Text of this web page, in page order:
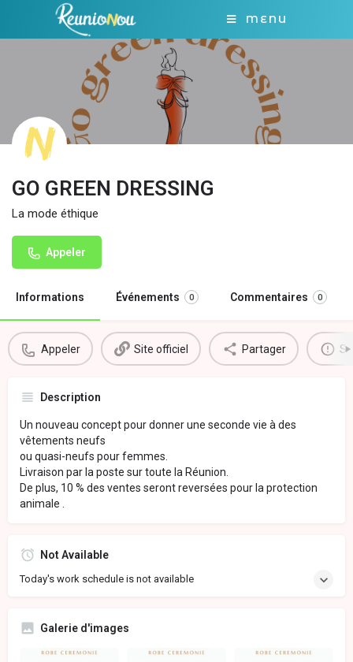
MENU
GO GREEN DRESSING
La mode éthique
Appeler
Informations Événements 0 Commentaires 0
Appeler Site officiel Partager
Description
Un nouveau concept pour donner une seconde vie à des
vêtements neufs
ou quasi-neufs pour femmes.
Livraison par la poste sur toute la Réunion.
De plus, 10 % des ventes seront reversées pour la protection
animale .
Not Available
Today's work schedule is not available
Galerie d'images